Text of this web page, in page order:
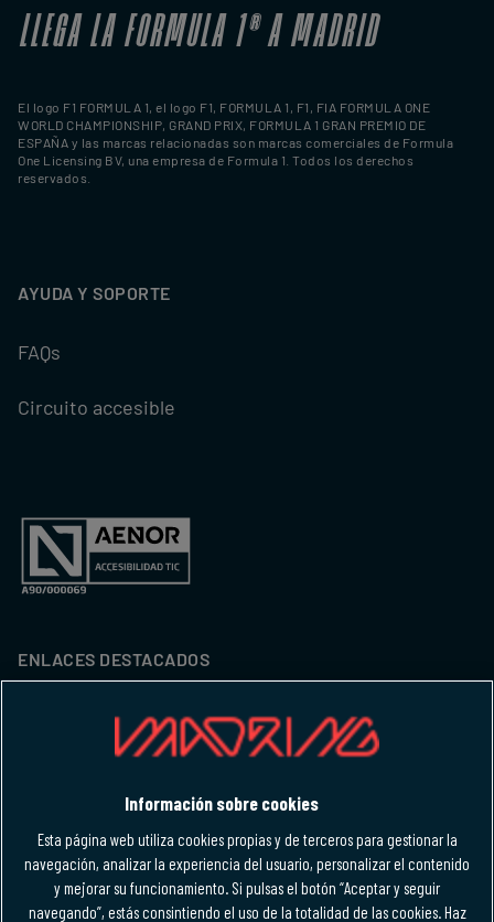
LLEGA LA FORMULA 1®A MADRID
El logo F1 FORMULA 1, el logo F1, FORMULA 1, F1, FIA FORMULA ONE
WORLD CHAMPIONSHIP, GRAND PRIX, FORMULA 1 GRAN PREMIO DE
ESPAÑA y las marcas relacionadas son marcas comerciales de Formula
One Licensing BV, una empresa de Formula 1. Todos los derechos
reservados.
AYUDA Y SOPORTE
FAQs
Circuito accesible
ENLACES DESTACADOS
Hospitality
M-FORCE CLUB
Información sobre cookies
Esta página web utiliza cookies propias y de terceros para gestionar la
navegación, analizar la experiencia del usuario, personalizar el contenido
y mejorar su funcionamiento. Si pulsas el botón “Aceptar y seguir
navegando”, estás consintiendo el uso de la totalidad de las cookies. Haz